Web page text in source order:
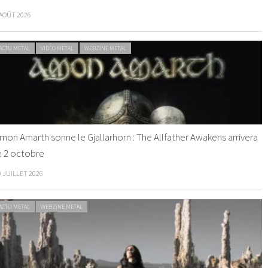
2026
METAL VIDEO METAL WEBZINE METAL
Amarth sonne le Gjallarhorn : The Allfather Awakens arrivera
2 octobre
JUILLET 2026
METAL WEBZINE METAL